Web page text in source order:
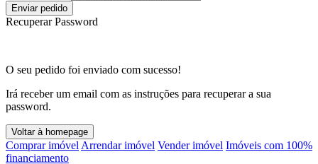
Enviar pedido
Recuperar Password
O seu pedido foi enviado com sucesso!
Irá receber um email com as instruções para recuperar a sua
password.
Voltar à homepage
Comprar imóvel Arrendar imóvel Vender imóvel Imóveis com 100%
financiamento